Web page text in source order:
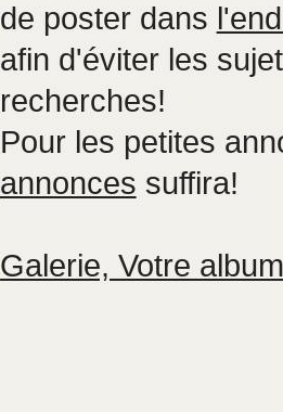
de poster dans
afin d'éviter les
recherches!
Pour les petites
annonces suffira!
Galerie, Votre